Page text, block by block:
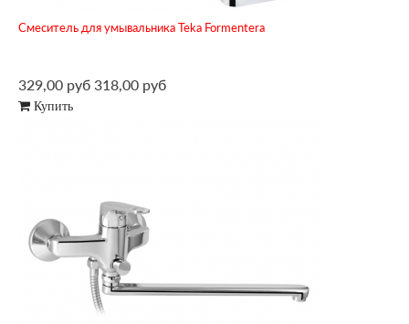
Смеситель для умывальника Teka Formentera
329,00 руб 318,00 руб
Купить